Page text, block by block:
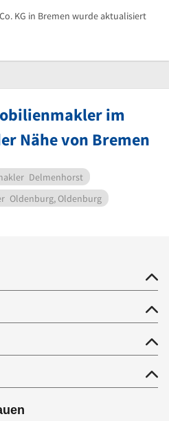
KG in Bremen wurde aktualisiert
im
Nähe von Bremen
Delmenhorst
Oldenburg, Oldenburg